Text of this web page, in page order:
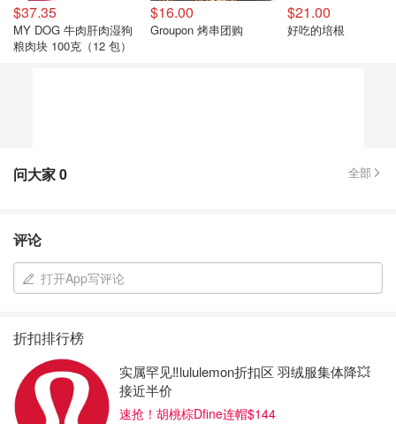
$37.35
MY DOG 牛肉肝肉湿狗
粮肉块 100克（12 包）
$16.00
Groupon 烤串团购
$21.00
好吃的培根
问大家0 全部
评论
打开App写评论
折扣排行榜
实属罕见‼️lululemon折扣区 羽绒服集体降💥
接近半价
速抢！胡桃棕Dfine连帽$144